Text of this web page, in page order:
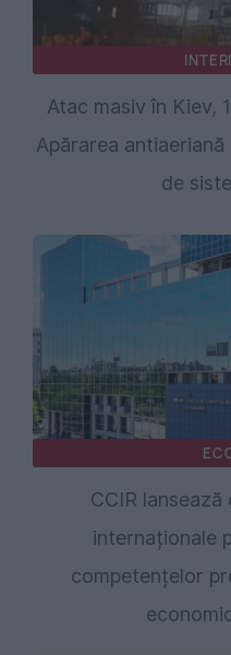
Atac masiv în Kiev,
Apărarea
de
CCIR
internaționale
competențelor